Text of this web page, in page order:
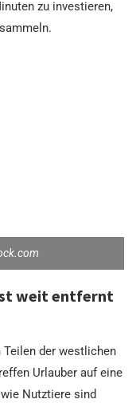
zu investieren,
weit entfernt
Teilen der westlichen
Urlauber auf eine
Nutztiere sind